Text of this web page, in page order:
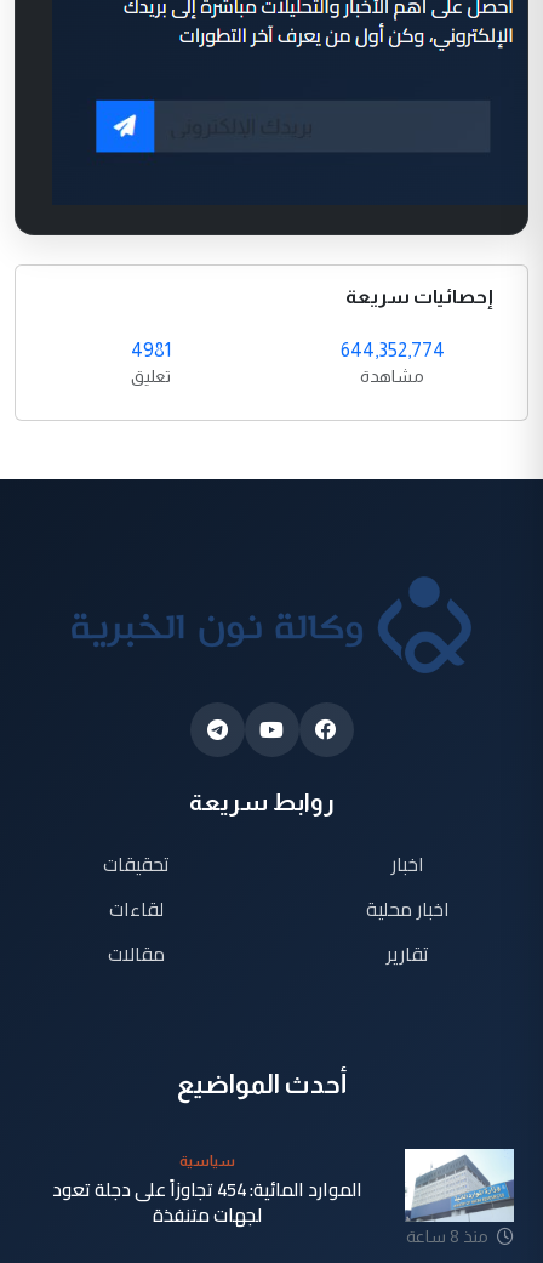
إحصائيات سريعة
644,352,774
مشاهدة
4981
تعليق
روابط سريعة
اخبار
اخبار محلية
تقارير
تحقيقات
لقاءات
مقالات
أحدث المواضيع
منذ 8 ساعة
سياسية
الموارد المائية: 454 تجاوزاً على دجلة تعود
لجهات متنفذة